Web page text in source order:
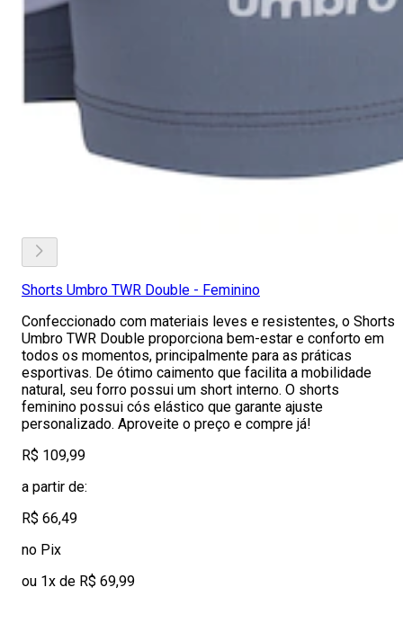
Shorts Umbro TWR Double - Feminino
Confeccionado com materiais leves e resistentes, o Shorts
Umbro TWR Double proporciona bem-estar e conforto em
todos os momentos, principalmente para as práticas
esportivas. De ótimo caimento que facilita a mobilidade
natural, seu forro possui um short interno. O shorts
feminino possui cós elástico que garante ajuste
personalizado. Aproveite o preço e compre já!
R$ 109,99
a partir de:
R$ 66,49
no Pix
ou 1x de R$ 69,99